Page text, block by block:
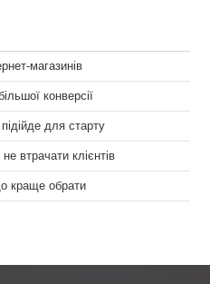
магазинів
конверсії
для старту
втрачати клієнтів
краще обрати